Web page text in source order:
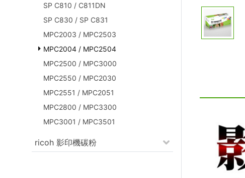
SP C810 / C811DN
SP C830 / SP C831
MPC2003 / MPC2503
MPC2004 / MPC2504
MPC2500 / MPC3000
MPC2550 / MPC2030
MPC2551 / MPC2051
MPC2800 / MPC3300
MPC3001 / MPC3501
ricoh 影印機碳粉